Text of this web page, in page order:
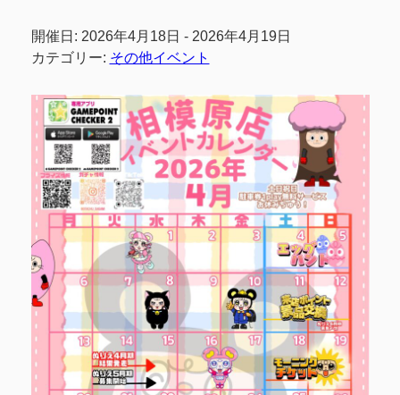
開催日: 2026年4月18日 - 2026年4月19日
カテゴリー: その他イベント